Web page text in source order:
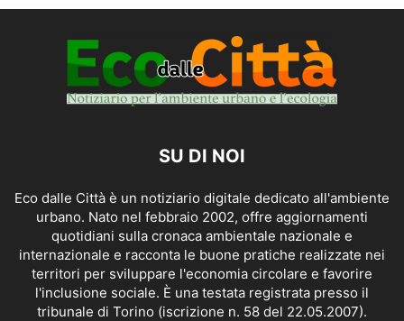
SU DI NOI
Eco dalle Città è un notiziario digitale dedicato all'ambiente
urbano. Nato nel febbraio 2002, offre aggiornamenti
quotidiani sulla cronaca ambientale nazionale e
internazionale e racconta le buone pratiche realizzate nei
territori per sviluppare l'economia circolare e favorire
l'inclusione sociale. È una testata registrata presso il
tribunale di Torino (iscrizione n. 58 del 22.05.2007).